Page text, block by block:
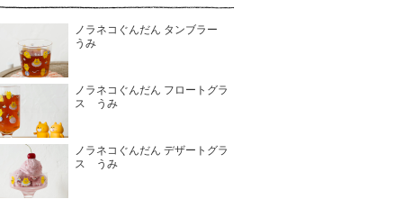
ノラネコぐんだん タンブラー
うみ
ノラネコぐんだん フロートグラ
ス うみ
ノラネコぐんだん デザートグラ
ス うみ